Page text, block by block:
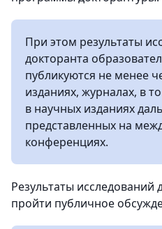
При этом результаты
докторанта
публикуются не менее
изданиях, журналах, в
в научных изданиях
представленных на
конференциях.
Результаты исследований
пройти публичное